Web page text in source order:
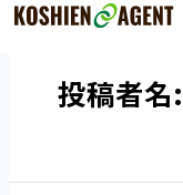
内
投稿者
投
り